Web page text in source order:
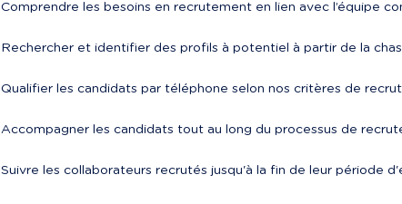
•	Comprendre les besoins en recrutement en lien avec l’équipe
•	Rechercher et identifier des profils à potentiel à partir de la
•	Qualifier les candidats par téléphone selon nos critères de
•	Accompagner les candidats tout au long du processus de
•	Suivre les collaborateurs recrutés jusqu'à la fin de leur période